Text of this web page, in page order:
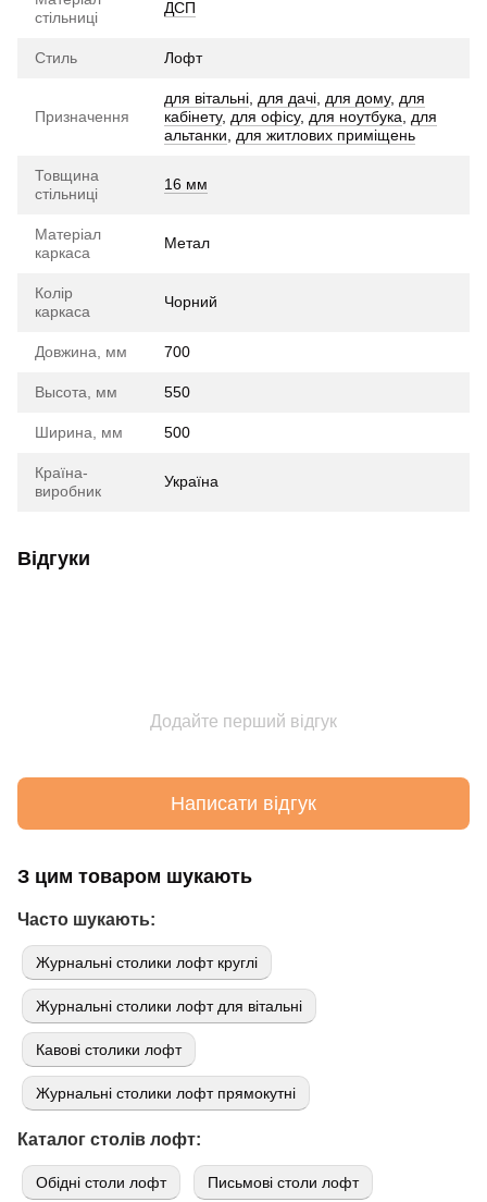
стільниці
ДСП
Стиль Лофт
Призначення
для вітальні для дачі для дому, для
кабінету, для офісу, для ноутбука
для
альтанки
для житлових приміщень
Товщина
стільниці
16 мм
Матеріал
каркаса
Метал
Колір
каркаса
Чорний
Довжина, мм 700
Высота, мм 550
Ширина, мм 500
Країна-
виробник
Україна
Відгуки
Додайте перший відгук
Написати відгук
З цим товаром шукають
Часто шукають:
Журнальні столики лофт круглі
Журнальні столики лофт для вітальні
Кавові столики лофт
Журнальні столики лофт прямокутні
Каталог столів лофт:
Обідні столи лофт Письмові столи лофт